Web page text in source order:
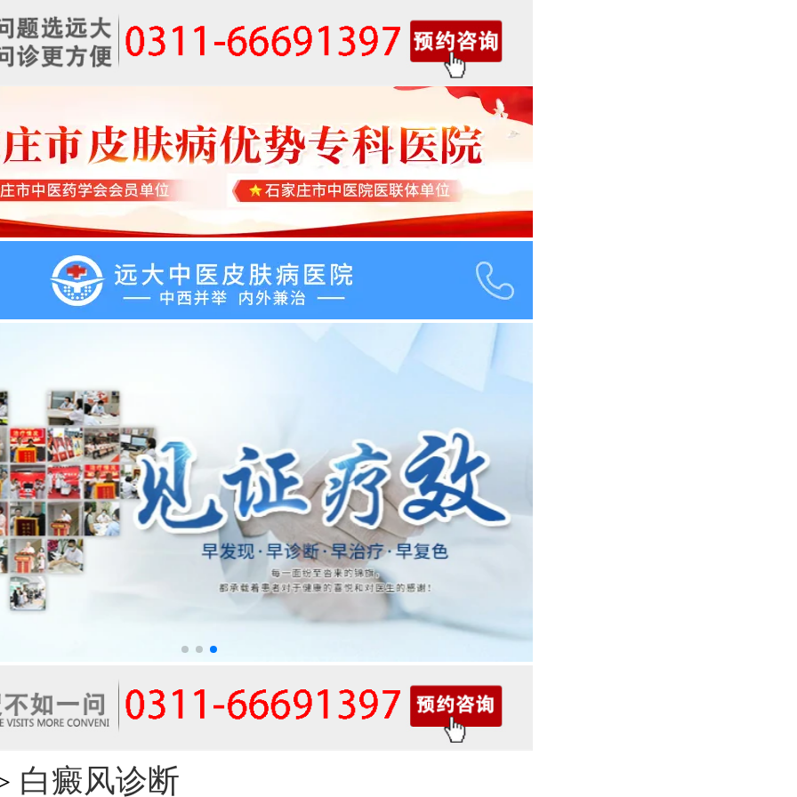
白癜风诊断